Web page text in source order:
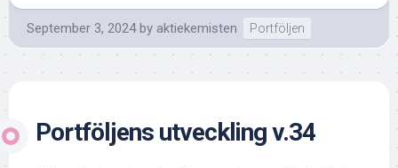
September 3, 2024 by aktiekemisten Portföljen
Portföljens utveckling v.34